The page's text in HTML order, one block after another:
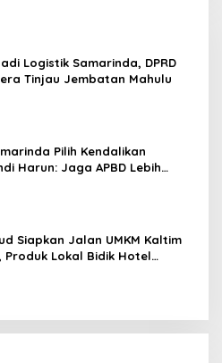
Logistik Samarinda, DPRD
Tinjau Jembatan Mahulu
Pilih Kendalikan
Harun: Jaga APBD Lebih
Siapkan Jalan UMKM Kaltim
Produk Lokal Bidik Hotel